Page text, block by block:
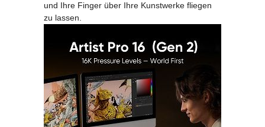
und Ihre Finger über Ihre Kunstwerke fliegen
zu lassen.